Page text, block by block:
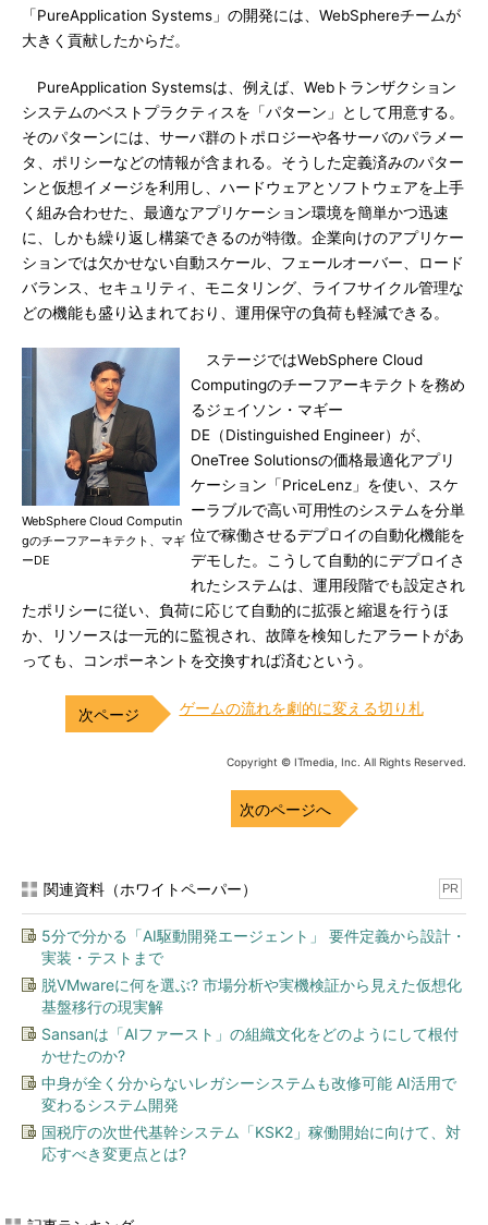
「PureApplication Systems」の開発には、WebSphereチームが
大きく貢献したからだ。
PureApplication Systemsは、例えば、Webトランザクション
システムのベストプラクティスを「パターン」として用意する。
そのパターンには、サーバ群のトポロジーや各サーバのパラメー
タ、ポリシーなどの情報が含まれる。そうした定義済みのパター
ンと仮想イメージを利用し、ハードウェアとソフトウェアを上手
く組み合わせた、最適なアプリケーション環境を簡単かつ迅速
に、しかも繰り返し構築できるのが特徴。企業向けのアプリケー
ションでは欠かせない自動スケール、フェールオーバー、ロード
バランス、セキュリティ、モニタリング、ライフサイクル管理な
どの機能も盛り込まれており、運用保守の負荷も軽減できる。
WebSphere Cloud Computin
gのチーフアーキテクト、マギ
ーDE
ステージではWebSphere Cloud
Computingのチーフアーキテクトを務め
るジェイソン・マギー
DE（Distinguished Engineer）が、
OneTree Solutionsの価格最適化アプリ
ケーション「PriceLenz」を使い、スケ
ーラブルで高い可用性のシステムを分単
位で稼働させるデプロイの自動化機能を
デモした。こうして自動的にデプロイさ
れたシステムは、運用段階でも設定され
たポリシーに従い、負荷に応じて自動的に拡張と縮退を行うほ
か、リソースは一元的に監視され、故障を検知したアラートがあ
っても、コンポーネントを交換すれば済むという。
ゲームの流れを劇的に変える切り札
Copyright © ITmedia, Inc. All Rights Reserved.
次のページへ
関連資料（ホワイトペーパー） PR
5分で分かる「AI駆動開発エージェント」 要件定義から設計・
実装・テストまで
脱VMwareに何を選ぶ? 市場分析や実機検証から見えた仮想化
基盤移行の現実解
Sansanは「AIファースト」の組織文化をどのようにして根付
かせたのか?
中身が全く分からないレガシーシステムも改修可能 AI活用で
変わるシステム開発
国税庁の次世代基幹システム「KSK2」稼働開始に向けて、対
応すべき変更点とは?